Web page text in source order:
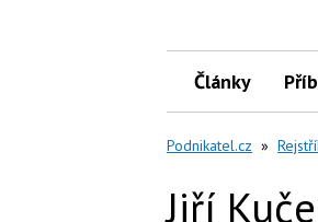
Články
Podnikatel.cz »
Jiří